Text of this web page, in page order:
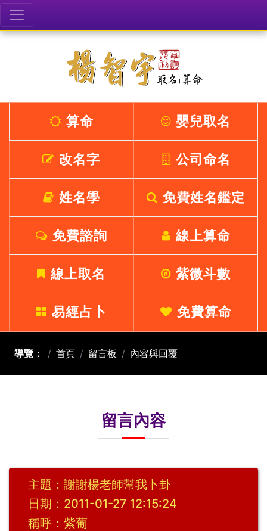
算命 嬰兒取名
改名字 公司命名
姓名學 免費姓名鑑定
免費諮詢 線上算命
線上取名 紫微斗數
易經占卜 免費算命
導覽： 首頁 留言板 內容與回覆
留言內容
主題：謝謝楊老師幫我卜卦
日期：2011-01-27 12:15:24
稱呼：紫葡